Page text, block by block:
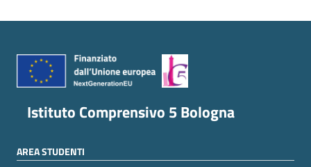
Istituto Comprensivo 5 Bologna
AREA STUDENTI